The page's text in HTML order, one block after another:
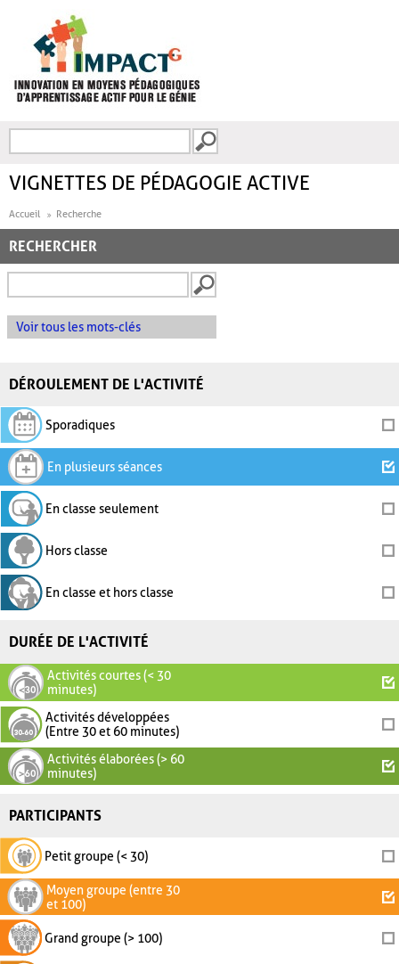
FORMULAIRE DE
VIGNETTES DE PÉDAGOGIE ACTIVE
Accueil Recherche
RECHERCHER
Voir tous les mots-clés
DÉROULEMENT DE L'ACTIVITÉ
Sporadiques
En plusieurs séances
En classe seulement
Hors classe
En classe et hors classe
DURÉE DE L'ACTIVITÉ
Activités courtes (< 30
minutes)
Activités développées
(Entre 30 et 60 minutes)
Activités élaborées (> 60
minutes)
PARTICIPANTS
Petit groupe (< 30)
Moyen groupe (entre 30
et 100)
Grand groupe (> 100)